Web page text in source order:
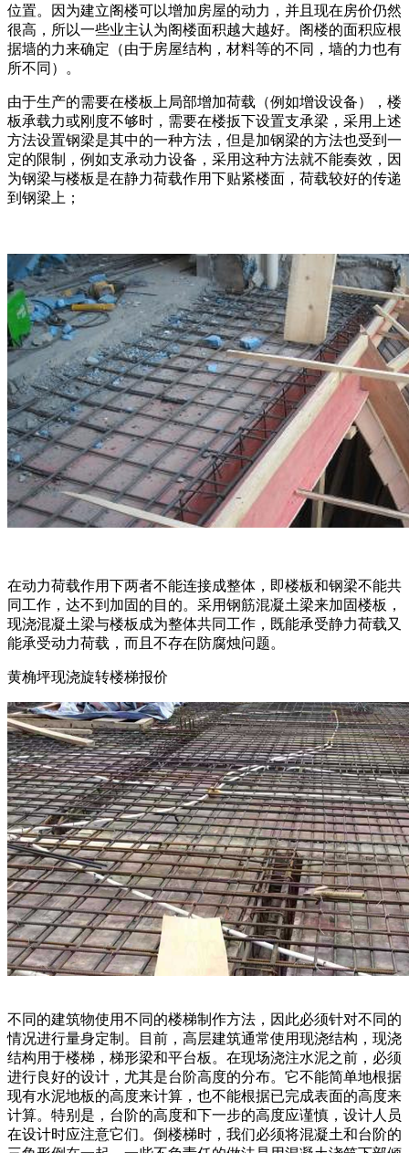
位置。因为建立阁楼可以增加房屋的动力，并且现在房价仍然
很高，所以一些业主认为阁楼面积越大越好。阁楼的面积应根
据墙的力来确定（由于房屋结构，材料等的不同，墙的力也有
所不同）。
由于生产的需要在楼板上局部增加荷载（例如增设设备），楼
板承载力或刚度不够时，需要在楼扳下设置支承梁，采用上述
方法设置钢梁是其中的一种方法，但是加钢梁的方法也受到一
定的限制，例如支承动力设备，采用这种方法就不能奏效，因
为钢梁与楼板是在静力荷载作用下贴紧楼面，荷载较好的传递
到钢梁上；
在动力荷载作用下两者不能连接成整体，即楼板和钢梁不能共
同工作，达不到加固的目的。采用钢筋混凝土梁来加固楼板，
现浇混凝土梁与楼板成为整体共同工作，既能承受静力荷载又
能承受动力荷载，而且不存在防腐烛问题。
黄桷坪现浇旋转楼梯报价
不同的建筑物使用不同的楼梯制作方法，因此必须针对不同的
情况进行量身定制。目前，高层建筑通常使用现浇结构，现浇
结构用于楼梯，梯形梁和平台板。在现场浇注水泥之前，必须
进行良好的设计，尤其是台阶高度的分布。它不能简单地根据
现有水泥地板的高度来计算，也不能根据已完成表面的高度来
计算。特别是，台阶的高度和下一步的高度应谨慎，设计人员
在设计时应注意它们。倒楼梯时，我们必须将混凝土和台阶的